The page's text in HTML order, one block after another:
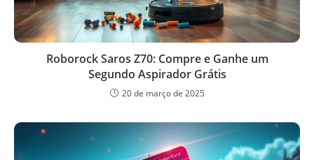
Roborock Saros Z70: Compre e Ganhe um
Segundo Aspirador Grátis
20 de março de 2025